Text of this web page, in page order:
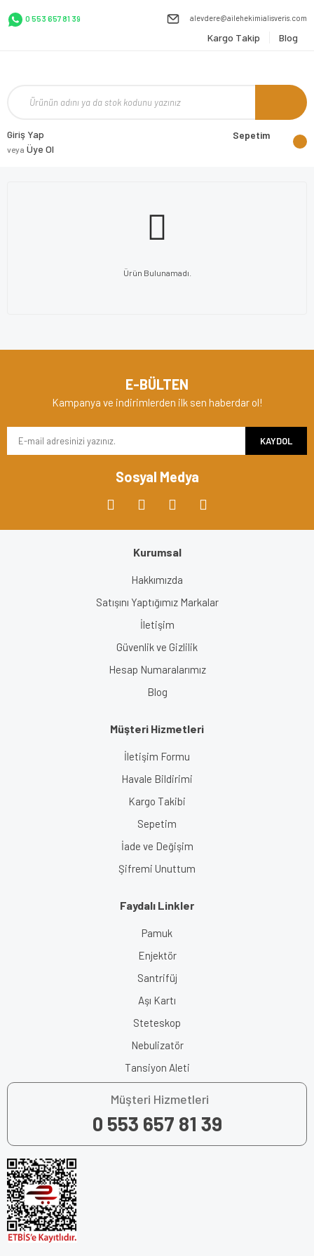
0 553 657 81 39 alevdere@ailehekimialisveris.com
Kargo Takip Blog
Giriş Yap
veya Üye Ol
Sepetim
Ürün Bulunamadı.
E-BÜLTEN
Kampanya ve indirimlerden ilk sen haberdar ol!
KAYDOL
Sosyal Medya
Kurumsal
Hakkımızda
Satışını Yaptığımız Markalar
İletişim
Güvenlik ve Gizlilik
Hesap Numaralarımız
Blog
Müşteri Hizmetleri
İletişim Formu
Havale Bildirimi
Kargo Takibi
Sepetim
İade ve Değişim
Şifremi Unuttum
Faydalı Linkler
Pamuk
Enjektör
Santrifüj
Aşı Kartı
Steteskop
Nebulizatör
Tansiyon Aleti
Müşteri Hizmetleri
0 553 657 81 39